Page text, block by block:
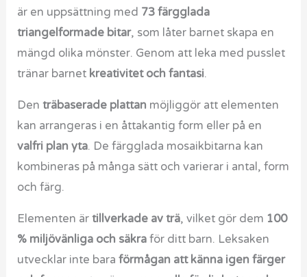
är en uppsättning med 73 färgglada
triangelformade bitar, som låter barnet skapa en
mängd olika mönster. Genom att leka med pusslet
tränar barnet kreativitet och fantasi.
Denträbaserade plattan möjliggör att elementen
kan arrangeras i en åttakantig form eller på en
valfri plan yta. De färgglada mosaikbitarna kan
kombineras på många sätt och varierar i antal, form
och färg.
Elementen ärtillverkade av trä, vilket gör dem 100
% miljövänliga och säkra för ditt barn. Leksaken
utvecklar inte baraförmågan att känna igen färger